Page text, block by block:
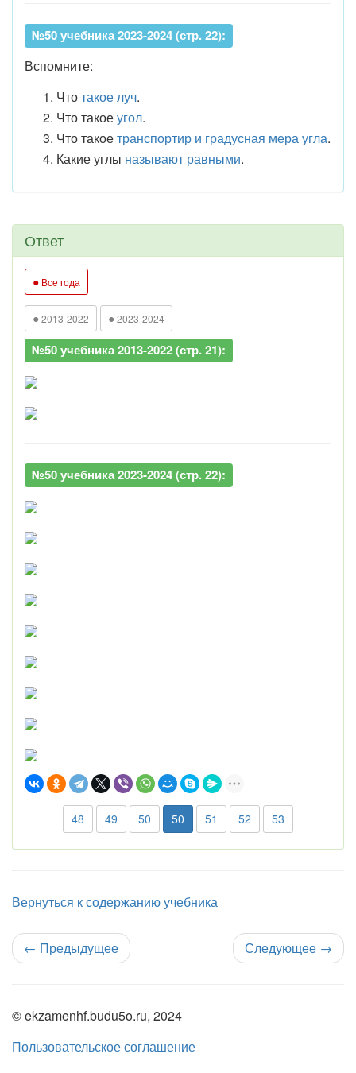
№50 учебника 2023-2024 (стр. 22):
Вспомните:
Чтотакое луч.
Что такоеугол.
Что такоетранспортир и градусная мера угла.
Какие углы называют равными.
Ответ
● Все года
● 2013-2022 ● 2023-2024
№50 учебника 2013-2022 (стр. 21):
№50 учебника 2023-2024 (стр. 22):
48 49 50 50 51 52 53
Вернуться к содержанию учебника
← Предыдущее Следующее →
© ekzamenhf.budu5o.ru, 2024
Пользовательское соглашение